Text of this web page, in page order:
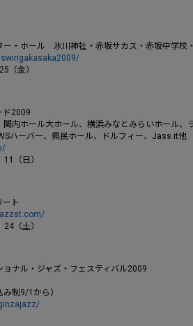
ー・ホール 氷川神社・赤坂サカス・赤坂中学校
（金）
ド2009
関内ホール大ホール、横浜みなとみらいホール、
ハーバー、県民ホール、ドルフィー、Jass it他
（日）
ート
（土）
ョナル・ジャズ・フェスティバル2009
制9/1から）